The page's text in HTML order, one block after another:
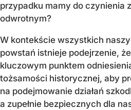
przypadku mamy do czynienia
odwrotnym?
W kontekście wszystkich
powstań istnieje podejrzenie,
kluczowym punktem
tożsamości historycznej, aby
na podejmowanie działań
a zupełnie bezpiecznych dla